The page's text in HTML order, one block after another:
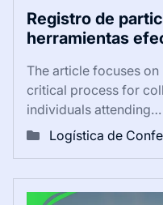
Registro de
herramientas
The article focuses
critical process for
individuals attending…
Logística de